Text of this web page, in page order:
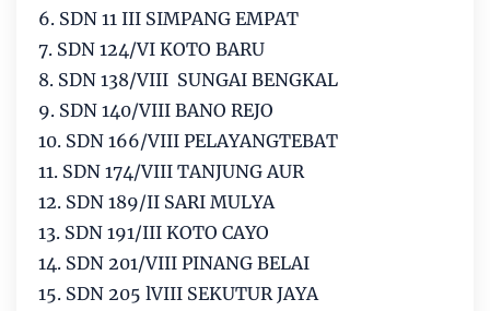
6. SDN 11 III SIMPANG EMPAT
7. SDN 124/VI KOTO BARU
8. SDN 138/VIII SUNGAI BENGKAL
9. SDN 140/VIII BANO REJO
10. SDN 166/VIII PELAYANGTEBAT
11. SDN 174/VIII TANJUNG AUR
12. SDN 189/II SARI MULYA
13. SDN 191/III KOTO CAYO
14. SDN 201/VIII PINANG BELAI
15. SDN 205 lVIII SEKUTUR JAYA